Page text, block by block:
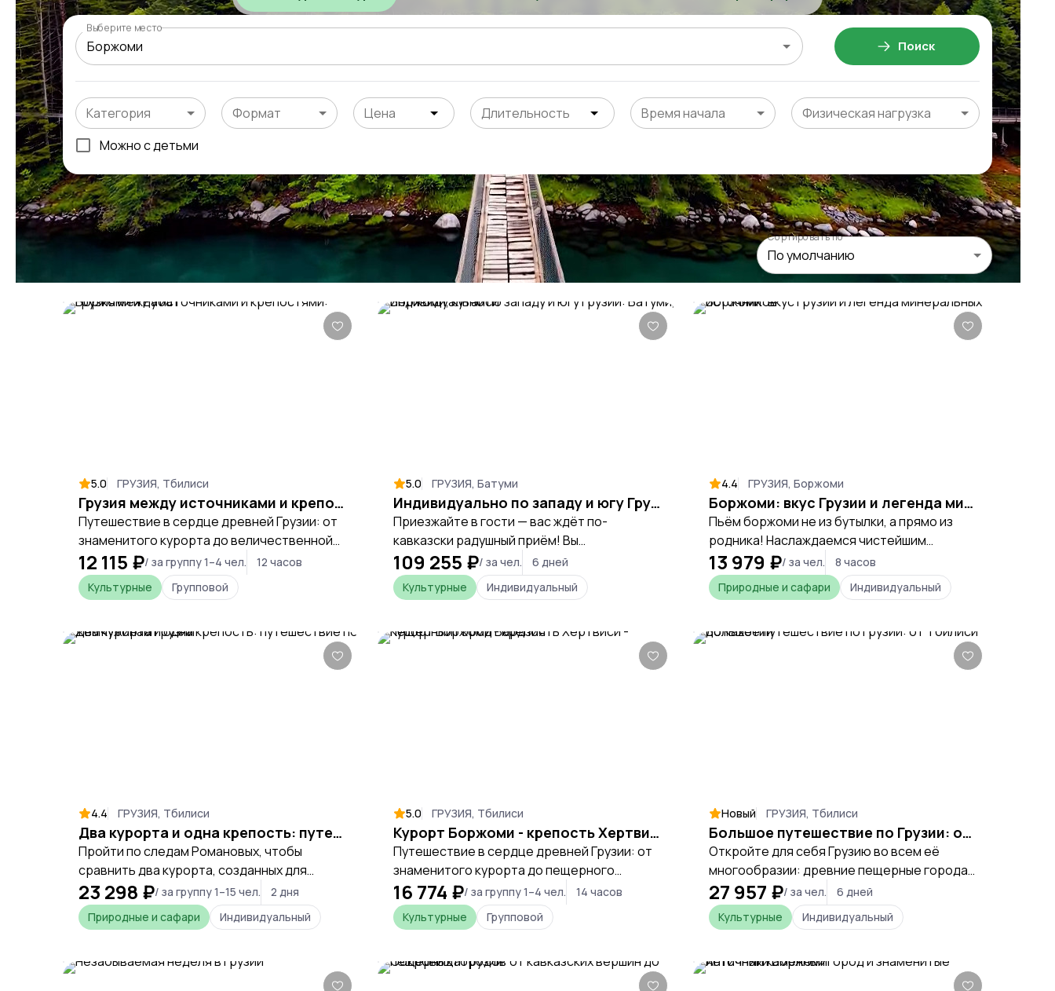
Выберите место
Категория Формат Цена Длительность Время начала
Физическая нагрузка
Можно с детьми
Поиск
Сортировать по
По умолчанию
5.0 ГРУЗИЯ, Тбилиси
Грузия между источниками и крепостями: Боржоми и Рабат
Путешествие в сердце древней Грузии: от
знаменитого курорта до величественной
крепости.
12 115 ₽/ за группу 1–4 чел.
12 часов
Культурные
Групповой
5.0 ГРУЗИЯ, Батуми
Индивидуально по западу и югу Грузии: Батуми, Боржоми, Кутаиси
Приезжайте в гости — вас ждёт по-
кавказски радушный приём! Вы
проникнетесь неспешным ритмом Батуми,
посетите пропитанные молитвами
монастыри Кутаиси, попробуете шипучую
109 255 ₽/ за чел.
6 дней
Культурные
Индивидуальный
4.4 ГРУЗИЯ, Боржоми
Боржоми: вкус Грузии и легенда минеральных источников
Пьём боржоми не из бутылки, а прямо из
родника! Наслаждаемся чистейшим
воздухом, под пением птиц, во всемирно
известном историческом парке.
13 979 ₽/ за чел.
8 часов
Природные и сафари
Индивидуальный
4.4 ГРУЗИЯ, Тбилиси
Два курорта и одна крепость: путешествие по жемчужинам Грузии
Пройти по следам Романовых, чтобы
сравнить два курорта, созданных для
отдыха императорской семьи, и ощутить
контраст между лечебным покоем
Боржоми и суровой силой крепости Рабат.
истории и вдохнуть чистейший воздух
грузинских ущелий, приближаясь к природе
23 298 ₽/ за группу 1–15 чел.
2 дня
Природные и сафари
Индивидуальный
5.0 ГРУЗИЯ, Тбилиси
Курорт Боржоми - крепость Хертвиси - пещерный город Вардзия
Путешествие в сердце древней Грузии: от
знаменитого курорта до пещерного
города, высеченного в скале.
16 774 ₽/ за группу 1–4 чел.
14 часов
Культурные
Групповой
Новый ГРУЗИЯ, Тбилиси
Большое путешествие по Грузии: от Тбилиси до Кахетии
Откройте для себя Грузию во всем её
многообразии: древние пещерные города,
величественные монастыри, каньоны и
виноградники. Это путешествие —
погружение в историю, культуру и
27 957 ₽/ за чел.
6 дней
Культурные
Индивидуальный